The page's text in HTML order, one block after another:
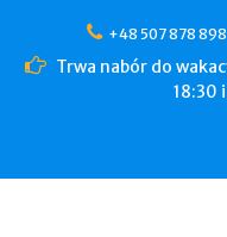
+48 507 878 898
Trwa nabór do
18:30